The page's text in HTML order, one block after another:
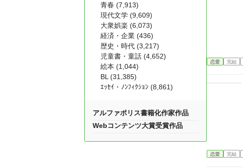
恋愛 完結
恋愛 完結
青春 (7,913)
現代文学 (9,609)
大衆娯楽 (6,073)
経済・企業 (436)
歴史・時代 (3,217)
児童書・童話 (4,652)
絵本 (1,044)
BL (31,385)
ｴｯｾｲ・ﾉﾝﾌｨｸｼｮﾝ (8,861)
アルファポリス書籍化作家作品
Webコンテンツ大賞受賞作品